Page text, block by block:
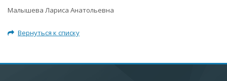
Малышева Лариса Анатольевна
Вернуться к списку